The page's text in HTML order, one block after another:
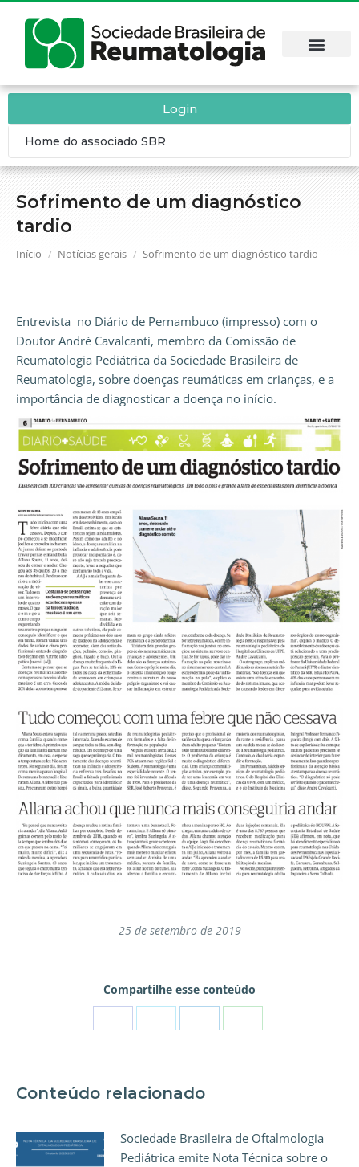
Sofrimento de um diagnóstico
tardio
Você está aqui:
Início Notícias gerais Sofrimento de um diagnóstico tardio
Login
Home do associado SBR
Entrevista no Diário de Pernambuco (impresso) com o
Doutor André Cavalcanti, membro da Comissão de
Reumatologia Pediátrica da Sociedade Brasileira de
Reumatologia, sobre doenças reumáticas em crianças, e a
importância de diagnosticar a doença no início.
25 de setembro de 2019
Compartilhe esse conteúdo
Conteúdo relacionado
Sociedade Brasileira de Oftalmologia
Pediátrica emite Nota Técnica sobre o